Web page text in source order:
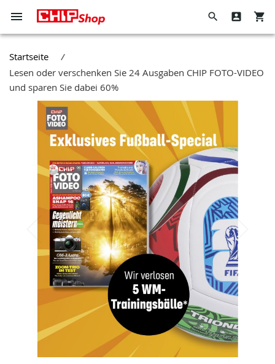
Direkt
zum
Navigation
umschalten
Suche
Hier
den
ganzen
Shop
durchsuchen
Wenn
Sie
in
dieses
Vorschläge
Dropdown-
Startseite
Lesen oder verschenken Sie 24 Ausgaben CHIP FOTO-VIDEO
und sparen Sie dabei 60%
springen